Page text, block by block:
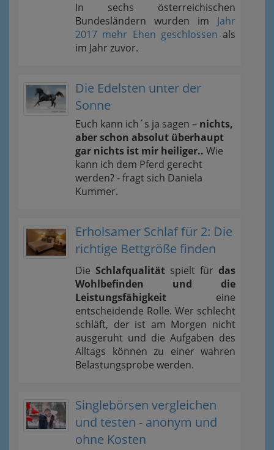
In sechs österreichischen
Bundesländern wurden im Jahr
2017 mehr Ehen geschlossen als
im Jahr zuvor.
Die Edelsten unter der
Sonne
Euch kann ich´s ja sagen – nichts,
aber schon absolut überhaupt
gar nichts ist mir heiliger.. Wie
kann ich dem Pferd gerecht
werden? - fragt sich Daniela
Kummer.
Erholsamer Schlaf für 2: Die
richtige Bettgröße finden
Die Schlafqualität spielt für das
Wohlbefinden und die
Leistungsfähigkeit eine
entscheidende Rolle. Wer schlecht
schläft, der ist am Morgen nicht
ausgeruht und die Aufgaben des
Alltags können zu einer wahren
Belastungsprobe werden.
Singlebörsen vergleichen
und testen - anonym und
ohne Kosten